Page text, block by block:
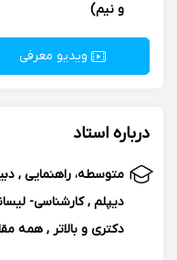
و نیم)
ویدیو معرفی
درباره استاد
متوسطه، راهنمایی ,
دیپلم , کارشناسی-
دکتری و بالاتر , همه